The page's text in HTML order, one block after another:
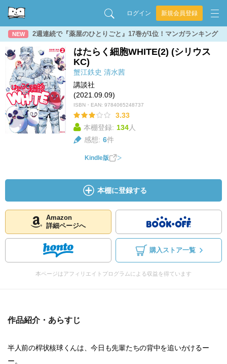
ログイン 新規会員登録
NEW 2週連続で『薬屋のひとりごと』17巻が1位！マンガランキング
はたらく細胞WHITE(2) (シリウス
KC)
蟹江鉄史 清水茜
講談社
(2021.09.09)
ISBN・EAN: 9784065248737
3.33
本棚登録: 134人
感想: 6件
Kindle版
本棚に登録する
Amazon
詳細ページへ
購入ストア一覧
本ページはアフィリエイトプログラムによる収益を得ています
作品紹介・あらすじ
半人前の桿状核球くんは、今日も先輩たちの背中を追いかけるー
ー。